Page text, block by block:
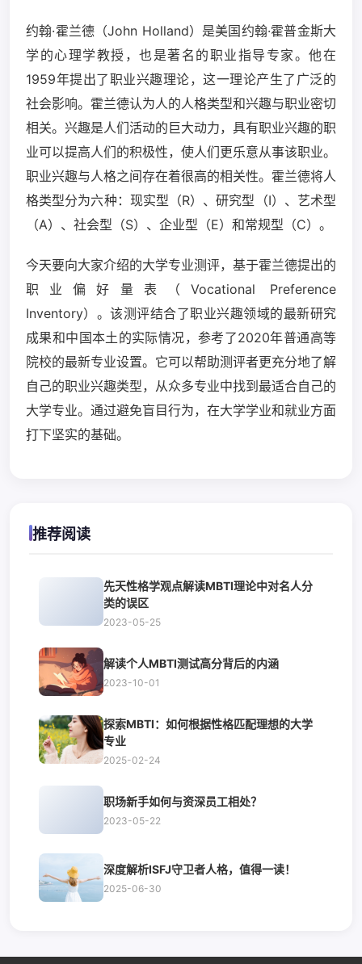
约翰·霍兰德（John Holland）是美国约翰·霍普金斯大
学的心理学教授，也是著名的职业指导专家。他在
1959年提出了职业兴趣理论，这一理论产生了广泛的
社会影响。霍兰德认为人的人格类型和兴趣与职业密切
相关。兴趣是人们活动的巨大动力，具有职业兴趣的职
业可以提高人们的积极性，使人们更乐意从事该职业。
职业兴趣与人格之间存在着很高的相关性。霍兰德将人
格类型分为六种：现实型（R）、研究型（I）、艺术型
（A）、社会型（S）、企业型（E）和常规型（C）。
今天要向大家介绍的大学专业测评，基于霍兰德提出的
职业偏好量表（Vocational Preference
Inventory）。该测评结合了职业兴趣领域的最新研究
成果和中国本土的实际情况，参考了2020年普通高等
院校的最新专业设置。它可以帮助测评者更充分地了解
自己的职业兴趣类型，从众多专业中找到最适合自己的
大学专业。通过避免盲目行为，在大学学业和就业方面
打下坚实的基础。
推荐阅读
先天性格学观点解读MBTI理论中对名人分
类的误区
2023-05-25
解读个人MBTI测试高分背后的内涵
2023-10-01
探索MBTI：如何根据性格匹配理想的大学
专业
2025-02-24
职场新手如何与资深员工相处？
2023-05-22
深度解析ISFJ守卫者人格，值得一读！
2025-06-30